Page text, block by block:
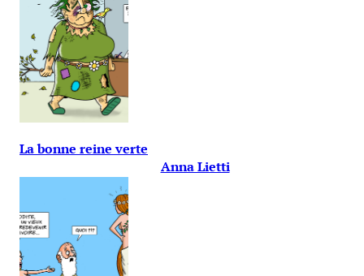
La bonne reine verte
Anna Lietti